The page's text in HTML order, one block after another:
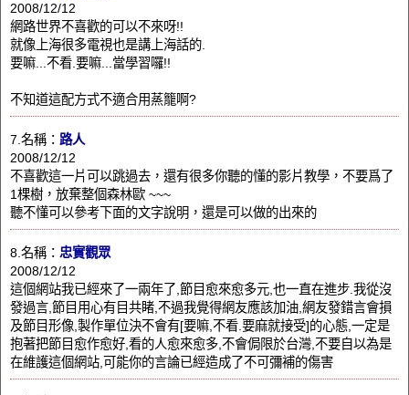
2008/12/12
網路世界不喜歡的可以不來呀!!
就像上海很多電視也是講上海話的.
要嘛...不看.要嘛...當學習囉!!
不知道這配方式不適合用蒸籠啊?
7.名稱： 路人
2008/12/12
不喜歡這一片可以跳過去，還有很多你聽的懂的影片教學，不要爲了
1棵樹，放棄整個森林歐 ~~~
聽不懂可以參考下面的文字說明，還是可以做的出來的
8.名稱： 忠實觀眾
2008/12/12
這個網站我已經來了一兩年了,節目愈來愈多元,也一直在進步.我從沒
發過言,節目用心有目共睹,不過我覺得網友應該加油,網友發錯言會損
及節目形像,製作單位決不會有[要嘛,不看.要麻就接受]的心態,一定是
抱著把節目愈作愈好,看的人愈來愈多,不會侷限於台灣,不要自以為是
在維護這個網站,可能你的言論已經造成了不可彌補的傷害